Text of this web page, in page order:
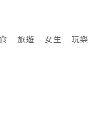
旅遊 女生 玩樂